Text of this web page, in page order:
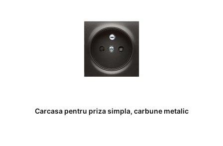
Carcasa pentru priza simpla, carbune metalic